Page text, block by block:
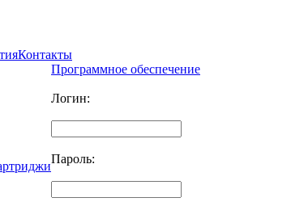
Контакты
Программное обеспечение
Логин:
Пароль: